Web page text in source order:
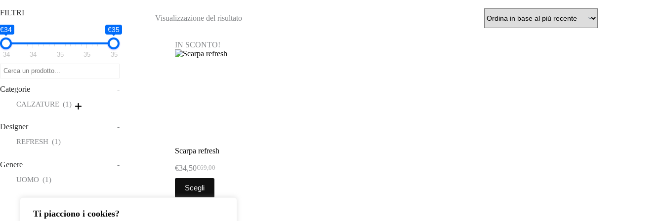
Ti piacciono i cookies?
Visualizzazione del risultato
IN SCONTO!
Scarpa refresh
€69,00
Il
prezzo
originale
era:
€34,50Il
prezzo
attuale
è:
Scegli
Questo
prodotto
ha
FILTRI
€34 €35
34 34 35 35 35
Categorie -
CALZATURE (1)
Designer -
REFRESH (1)
Genere -
UOMO (1)